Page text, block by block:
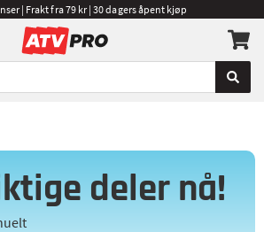
| Frakt fra 79 kr | 30 dagers åpent kjøp
deler nå!